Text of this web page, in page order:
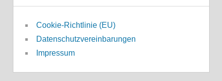
Cookie-Richtlinie (EU)
Datenschutzvereinbarungen
Impressum